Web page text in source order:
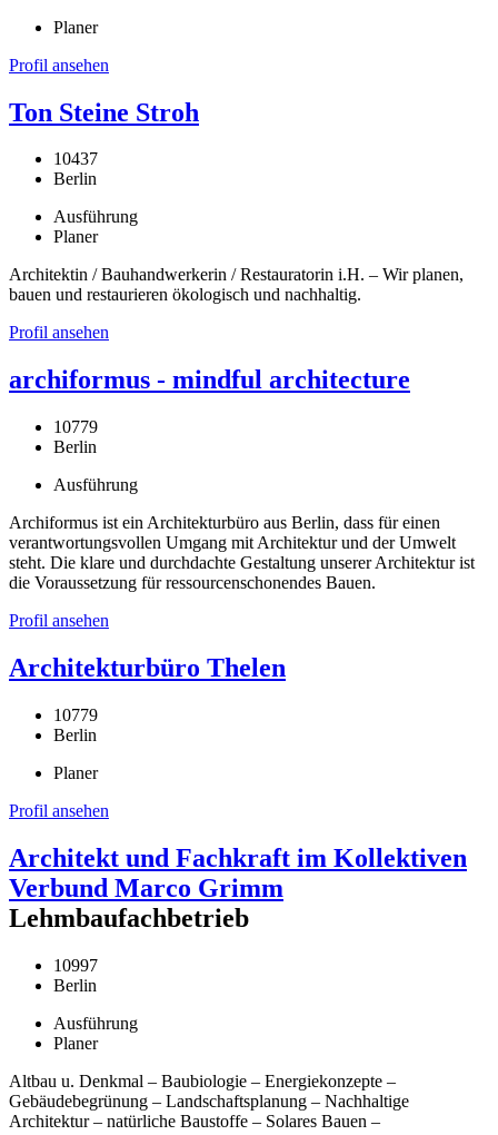
Planer
Profil ansehen
Ton Steine Stroh
10437
Berlin
Ausführung
Planer
Architektin / Bauhandwerkerin / Restauratorin i.H. – Wir planen,
bauen und restaurieren ökologisch und nachhaltig.
Profil ansehen
archiformus - mindful architecture
10779
Berlin
Ausführung
Archiformus ist ein Architekturbüro aus Berlin, dass für einen
verantwortungsvollen Umgang mit Architektur und der Umwelt
steht. Die klare und durchdachte Gestaltung unserer Architektur ist
die Voraussetzung für ressourcenschonendes Bauen.
Profil ansehen
Architekturbüro Thelen
10779
Berlin
Planer
Profil ansehen
Architekt und Fachkraft im Kollektiven
Verbund Marco Grimm
Lehmbaufachbetrieb
10997
Berlin
Ausführung
Planer
Altbau u. Denkmal – Baubiologie – Energiekonzepte –
Gebäudebegrünung – Landschaftsplanung – Nachhaltige
Architektur – natürliche Baustoffe – Solares Bauen –